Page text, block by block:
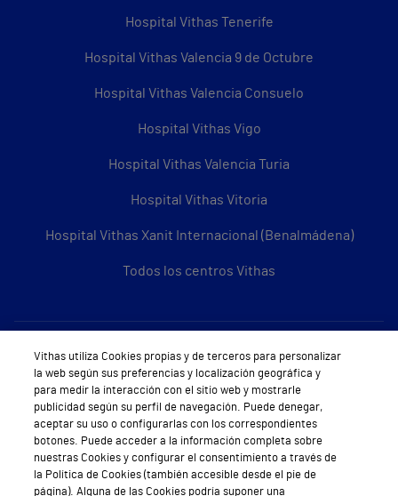
Hospital Vithas Tenerife
Hospital Vithas Valencia 9 de Octubre
Hospital Vithas Valencia Consuelo
Hospital Vithas Vigo
Hospital Vithas Valencia Turia
Hospital Vithas Vitoria
Hospital Vithas Xanit Internacional (Benalmádena)
Todos los centros Vithas
Sobre Vithas
Quiénes somos
Trabajar en Vithas
Teléfono Cita Médica
Teléfono Atención al Cliente
Vithas utiliza Cookies propias y de terceros para personalizar
la web según sus preferencias y localización geográfica y
para medir la interacción con el sitio web y mostrarle
publicidad según su perfil de navegación. Puede denegar,
aceptar su uso o configurarlas con los correspondientes
botones. Puede acceder a la información completa sobre
nuestras Cookies y configurar el consentimiento a través de
la Política de Cookies (también accesible desde el pie de
página). Alguna de las Cookies podría suponer una